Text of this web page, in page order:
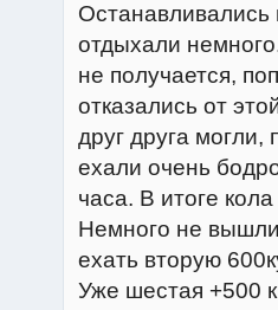
Останавливались
отдыхали
не получается,
отказались от
друг друга могли,
ехали очень
часа. В итоге
Немного не
ехать вторую
Уже шестая +500